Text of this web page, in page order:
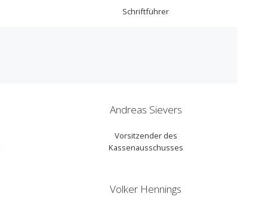
Schriftführer
Andreas Sievers
Vorsitzender des
Kassenausschusses
Volker Hennings